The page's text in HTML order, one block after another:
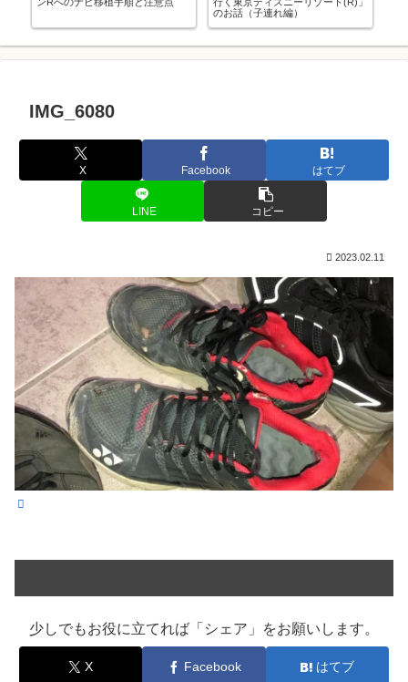
のお話（子連れ編）
IMG_6080
X Facebook はてブ
LINE コピー
2023.02.11
少しでもお役に立てれば「シェア」をお願いします。
X Facebook はてブ